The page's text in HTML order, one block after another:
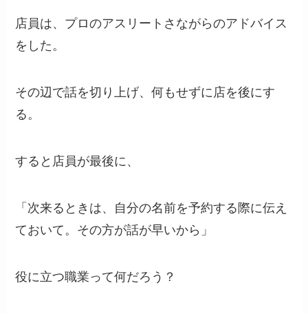
店員は、プロのアスリートさながらのアドバイス
をした。
その辺で話を切り上げ、何もせずに店を後にす
る。
すると店員が最後に、
「次来るときは、自分の名前を予約する際に伝え
ておいて。その方が話が早いから」
役に立つ職業って何だろう？